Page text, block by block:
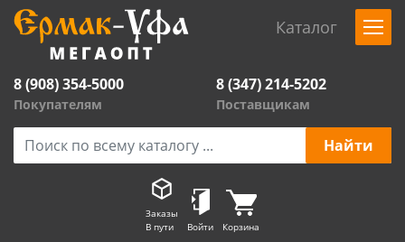
Каталог
8 (908) 354-5000
Покупателям
8 (347) 214-5202
Поставщикам
Заказы
В пути
Войти Корзина